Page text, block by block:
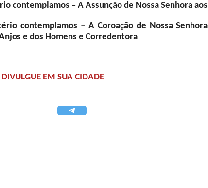
contemplamos – A Assunção de Nossa Senhora
contemplamos – A Coroação de Nossa
e dos Homens e Corredentora
DIVULGUE EM SUA CIDADE